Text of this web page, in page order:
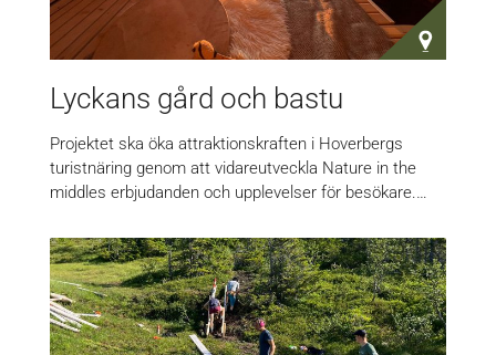
Lyckans gård och bastu
Projektet ska öka attraktionskraften i Hoverbergs
turistnäring genom att vidareutveckla Nature in the
middles erbjudanden och upplevelser för besökare.…